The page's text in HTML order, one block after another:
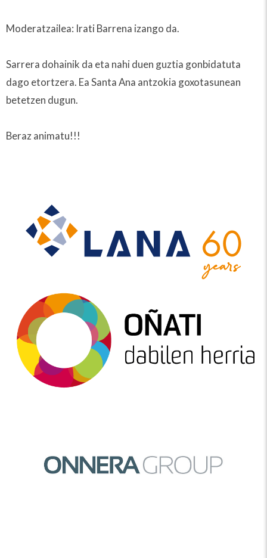
Moderatzailea: Irati Barrena izango da.
Sarrera dohainik da eta nahi duen guztia gonbidatuta
dago etortzera. Ea Santa Ana antzokia goxotasunean
betetzen dugun.
Beraz animatu!!!